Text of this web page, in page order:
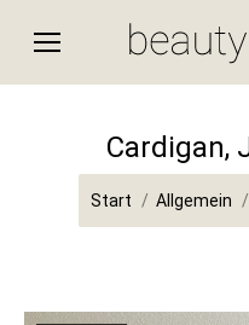
Cardigan,
Sie befinden sich
Start Allgemein